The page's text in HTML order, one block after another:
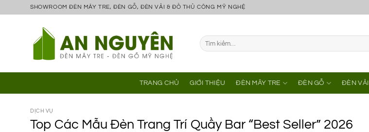
SHOWROOM ĐÈN MÂY TRE, ĐÈN GỖ, ĐÈN VẢI & ĐỒ THỦ CÔNG MỸ NGHỆ
Tìm
kiếm:
TRANG CHỦ GIỚI THIỆU ĐÈN MÂY TRE ĐÈN GỖ ĐÈN VẢI
DỊCH VỤ
Top Các Mẫu Đèn Trang Trí Quầy Bar “Best Seller” 2026